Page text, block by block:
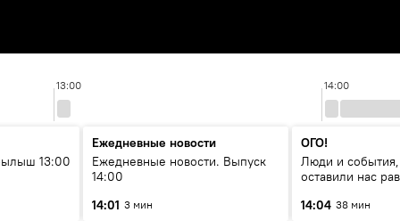
13:00 14:00
13:00
Ежедневные новости
Ежедневные новости. Выпуск
14:00
14:01 3 мин
ОГО!
Люди и
оставили нас
14:04 38 мин